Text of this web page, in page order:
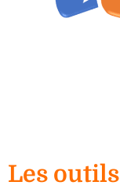
Les